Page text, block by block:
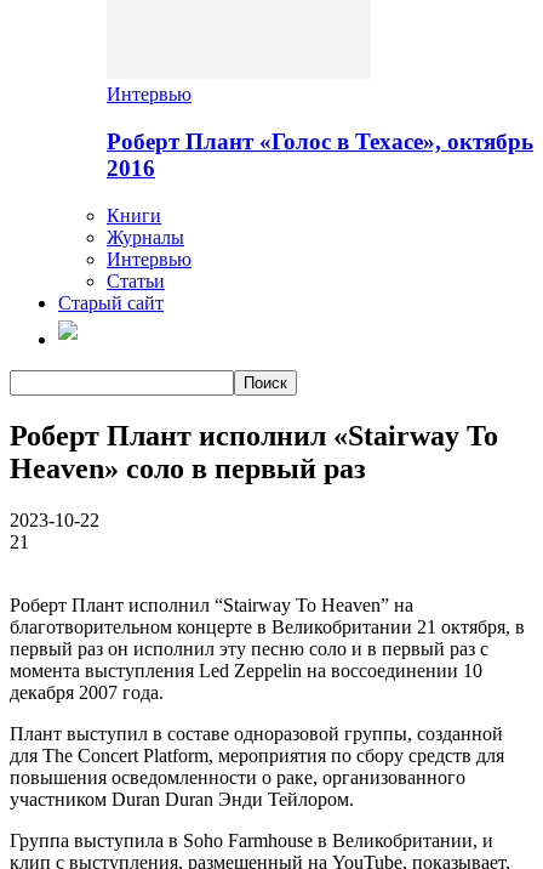
Интервью
Роберт Плант «Голос в Техасе», октябрь
2016
Книги
Журналы
Интервью
Статьи
Старый сайт
Роберт Плант исполнил «Stairway To
Heaven» соло в первый раз
2023-10-22
21
Роберт Плант исполнил “Stairway To Heaven” на
благотворительном концерте в Великобритании 21 октября, в
первый раз он исполнил эту песню соло и в первый раз с
момента выступления Led Zeppelin на воссоединении 10
декабря 2007 года.
Плант выступил в составе одноразовой группы, созданной
для The Concert Platform, мероприятия по сбору средств для
повышения осведомленности о раке, организованного
участником Duran Duran Энди Тейлором.
Группа выступила в Soho Farmhouse в Великобритании, и
клип с выступления, размещенный на YouTube, показывает,